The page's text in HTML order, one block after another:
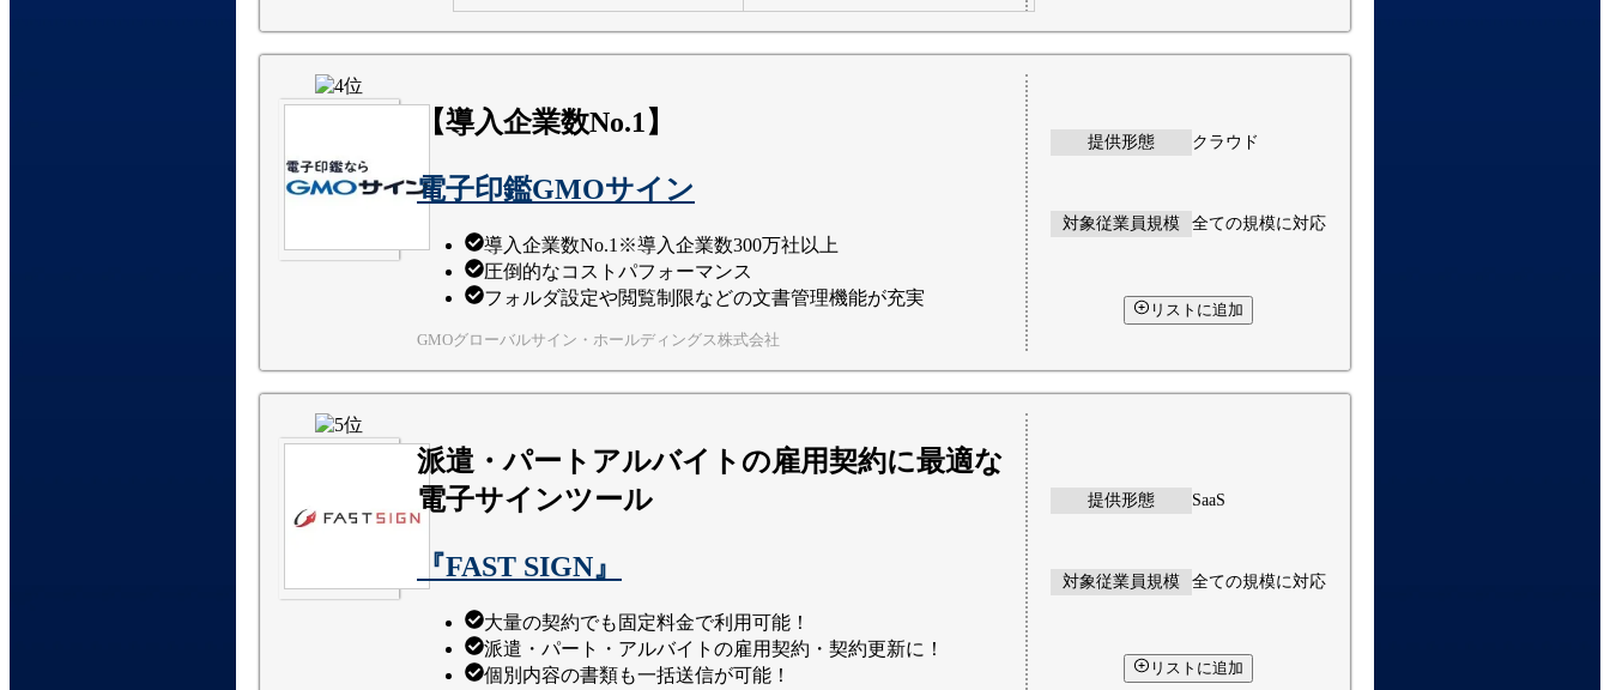
【導入企業数No.1】
電子印鑑GMOサイン
導入企業数No.1※導入企業数300万社以上
圧倒的なコストパフォーマンス
フォルダ設定や閲覧制限などの文書管理機能が充実
GMOグローバルサイン・ホールディングス株式会社
提供形態 クラウド
対象従業員規模 全ての規模に対応
リストに追加
派遣・パートアルバイトの雇用契約に最適な
電子サインツール
『FAST SIGN』
大量の契約でも固定料金で利用可能！
派遣・パート・アルバイトの雇用契約・契約更新に！
個別内容の書類も一括送信が可能！
提供形態 SaaS
対象従業員規模 全ての規模に対応
リストに追加